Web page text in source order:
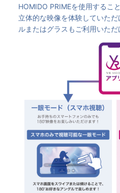
HOMIDO PRIMEを使用するこ
立体的な映像を体験していた
ルまたはグラスもご利用いただ